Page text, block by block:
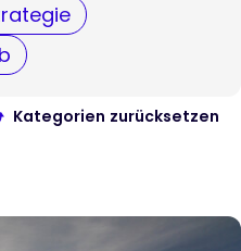
Kategorien zurücksetzen